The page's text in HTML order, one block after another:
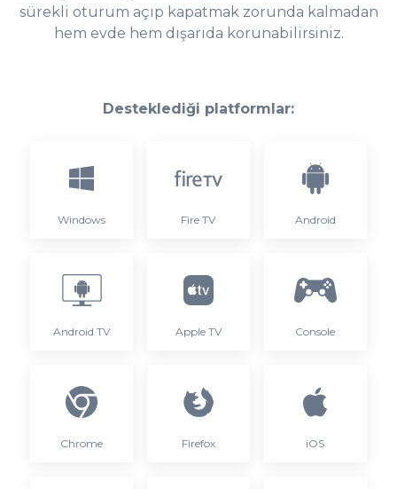
sürekli oturum açıp kapatmak zorunda kalmadan
hem evde hem dışarıda korunabilirsiniz.
Desteklediği platformlar:
Windows Fire TV Android
Android TV Apple TV Console
Chrome Firefox iOS